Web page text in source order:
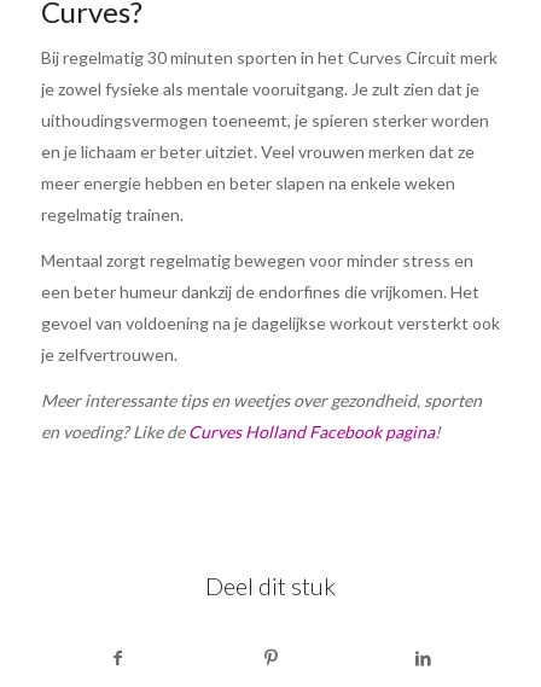
Curves?
Bij regelmatig 30 minuten sporten in het Curves Circuit merk
je zowel fysieke als mentale vooruitgang. Je zult zien dat je
uithoudingsvermogen toeneemt, je spieren sterker worden
en je lichaam er beter uitziet. Veel vrouwen merken dat ze
meer energie hebben en beter slapen na enkele weken
regelmatig trainen.
Mentaal zorgt regelmatig bewegen voor minder stress en
een beter humeur dankzij de endorfines die vrijkomen. Het
gevoel van voldoening na je dagelijkse workout versterkt ook
je zelfvertrouwen.
Meer interessante tips en weetjes over gezondheid, sporten
en voeding? Like deCurves Holland Facebook pagina!
Deel dit stuk